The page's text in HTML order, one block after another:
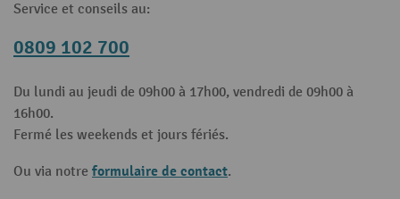
Service et conseils au:
0809 102 700
Du lundi au jeudi de 09h00 à 17h00, vendredi de 09h00 à
16h00.
Fermé les weekends et jours fériés.
Ou via notre formulaire de contact.